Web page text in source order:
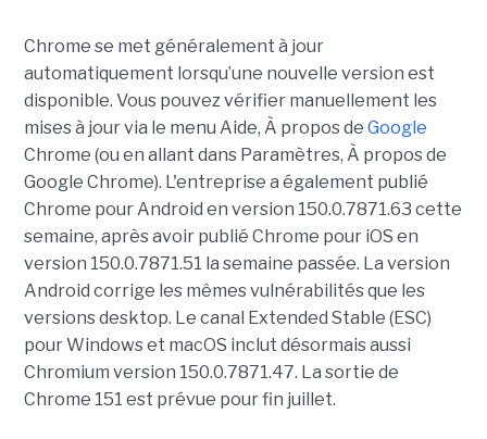
Chrome se met généralement à jour
automatiquement lorsqu’une nouvelle version est
disponible. Vous pouvez vérifier manuellement les
mises à jour via le menu Aide, À propos de Google
Chrome (ou en allant dans Paramètres, À propos de
Google Chrome). L'entreprise a également publié
Chrome pour Android en version 150.0.7871.63 cette
semaine, après avoir publié Chrome pour iOS en
version 150.0.7871.51 la semaine passée. La version
Android corrige les mêmes vulnérabilités que les
versions desktop. Le canal Extended Stable (ESC)
pour Windows et macOS inclut désormais aussi
Chromium version 150.0.7871.47. La sortie de
Chrome 151 est prévue pour fin juillet.